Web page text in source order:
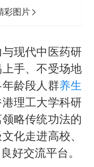
彩图片
现代中医药研
手、不受场地
龄段人群养生
理工大学科研
略传统功法的
化走进高校、
好交流平台。